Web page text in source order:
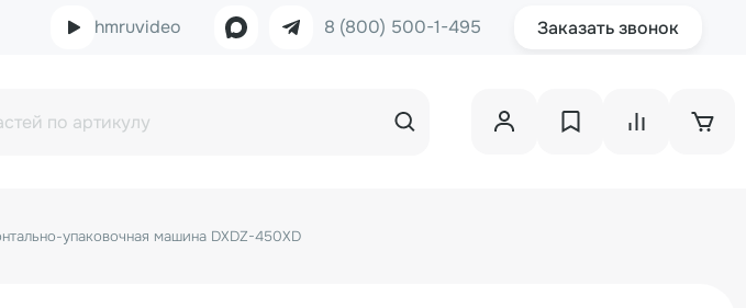
hmruvideo 8 (800) 500-1-495 Заказать звонок
упаковочная машина DXDZ-450XD